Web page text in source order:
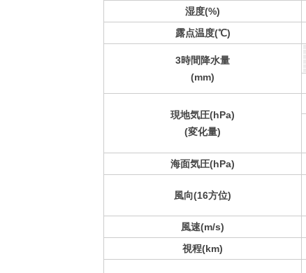
湿度(%)
露点温度(℃)
3時間降水量
(mm)
現地気圧(hPa)
(変化量)
海面気圧(hPa)
風向(16方位)
風速(m/s)
視程(km)